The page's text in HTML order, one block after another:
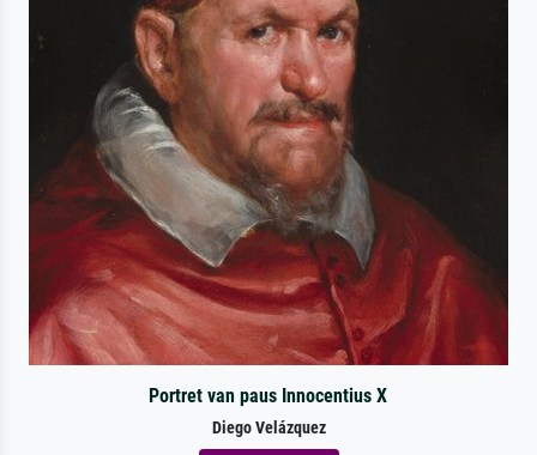
Portret van paus Innocentius X
Diego Velázquez